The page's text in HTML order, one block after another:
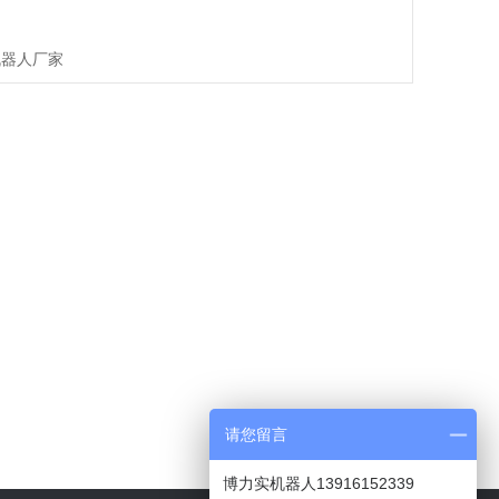
人厂家
请您留言
博力实机器人13916152339